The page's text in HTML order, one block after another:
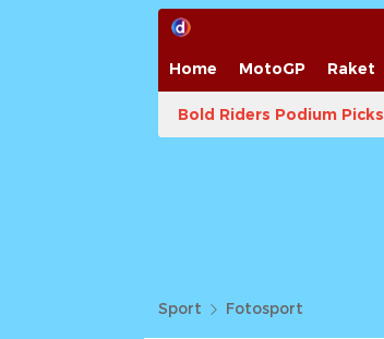
Home MotoGP Raket
Bold Riders Podium Picks
Sport Fotosport